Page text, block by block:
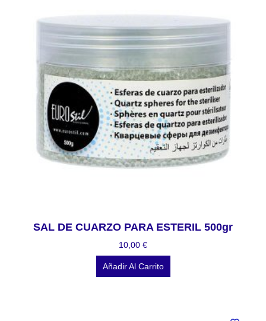
SAL DE CUARZO PARA ESTERIL 500gr
10,00 €
Añadir Al Carrito